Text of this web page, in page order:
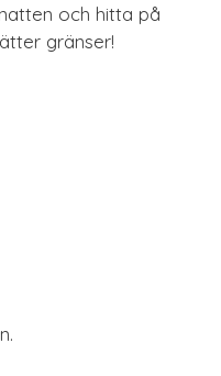
och hitta på
gränser!